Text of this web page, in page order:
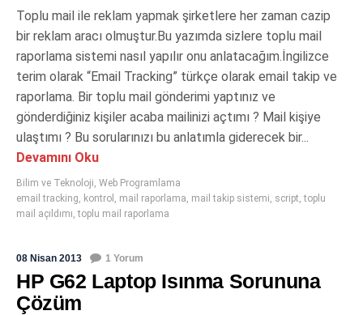
Toplu mail ile reklam yapmak şirketlere her zaman cazip
bir reklam aracı olmuştur.Bu yazımda sizlere toplu mail
raporlama sistemi nasıl yapılır onu anlatacağım.İngilizce
terim olarak “Email Tracking” türkçe olarak email takip ve
raporlama. Bir toplu mail gönderimi yaptınız ve
gönderdiğiniz kişiler acaba mailinizi açtımı ? Mail kişiye
ulaştımı ? Bu sorularınızı bu anlatımla giderecek bir...
Devamını Oku
Bilim ve Teknoloji, Web Programlama
email tracking, kontrol , mail raporlama, mail takip sistemi, script,toplu
mail açıldımı,toplu mail raporlama
08 Nisan 2013 1 Yorum
HP G62 Laptop Isınma Sorununa
Çözüm